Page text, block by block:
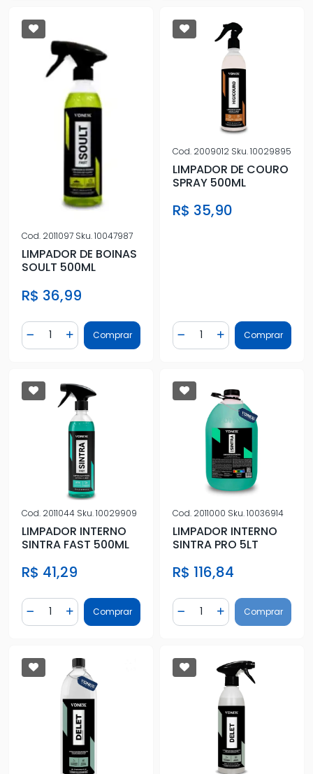
Cod. 2011097 Sku.10047987
LIMPADOR DE BOINAS
SOULT 500ML
R$ 36,99
Diminuir Quantidade
Quantidade
Adicionar Quantidade
Comprar
Cod. 2009012 Sku.10029895
LIMPADOR DE COURO
SPRAY 500ML
R$ 35,90
Diminuir Quantidade
Quantidade
AdicionarComprar
Cod. 2011044 Sku.10029909
LIMPADOR INTERNO
SINTRA FAST 500ML
R$ 41,29
Diminuir Quantidade
Quantidade
Adicionar Quantidade
Comprar
Cod. 2011000 Sku.10036914
LIMPADOR INTERNO
SINTRA PRO 5LT
R$ 116,84
Diminuir Quantidade
Quantidade
AdicionarComprar